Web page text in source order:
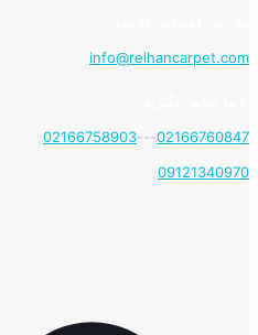
info@reihancarpet.com
02166760847
---
02166758903
09121340970